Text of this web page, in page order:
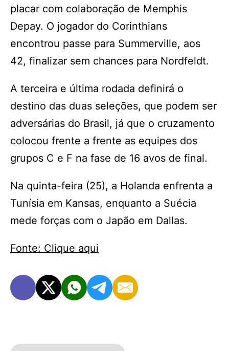
placar com colaboração de Memphis
Depay. O jogador do Corinthians
encontrou passe para Summerville, aos
42, finalizar sem chances para Nordfeldt.
A terceira e última rodada definirá o
destino das duas seleções, que podem ser
adversárias do Brasil, já que o cruzamento
colocou frente a frente as equipes dos
grupos C e F na fase de 16 avos de final.
Na quinta-feira (25), a Holanda enfrenta a
Tunísia em Kansas, enquanto a Suécia
mede forças com o Japão em Dallas.
Fonte: Clique aqui